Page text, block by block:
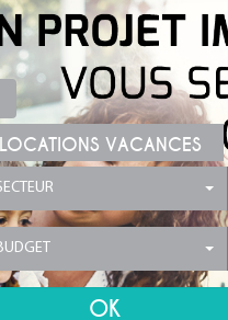
VACANCES